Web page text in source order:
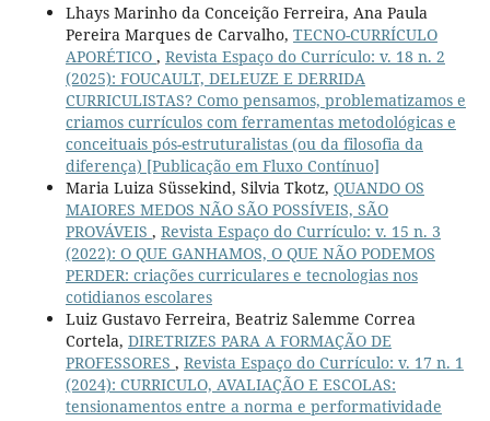
Lhays Marinho da Conceição Ferreira, Ana Paula
Pereira Marques de Carvalho, TECNO-CURRÍCULO
APORÉTICO , Revista Espaço do Currículo: v. 18 n. 2
(2025): FOUCAULT, DELEUZE E DERRIDA
CURRICULISTAS? Como pensamos, problematizamos e
criamos currículos com ferramentas metodológicas e
conceituais pós-estruturalistas (ou da filosofia da
diferença) [Publicação em Fluxo Contínuo]
Maria Luiza Süssekind, Silvia Tkotz, QUANDO OS
MAIORES MEDOS NÃO SÃO POSSÍVEIS, SÃO
PROVÁVEIS , Revista Espaço do Currículo: v. 15 n. 3
(2022): O QUE GANHAMOS, O QUE NÃO PODEMOS
PERDER: criações curriculares e tecnologias nos
cotidianos escolares
Luiz Gustavo Ferreira, Beatriz Salemme Correa
Cortela, DIRETRIZES PARA A FORMAÇÃO DE
PROFESSORES , Revista Espaço do Currículo: v. 17 n. 1
(2024): CURRICULO, AVALIAÇÃO E ESCOLAS:
tensionamentos entre a norma e performatividade